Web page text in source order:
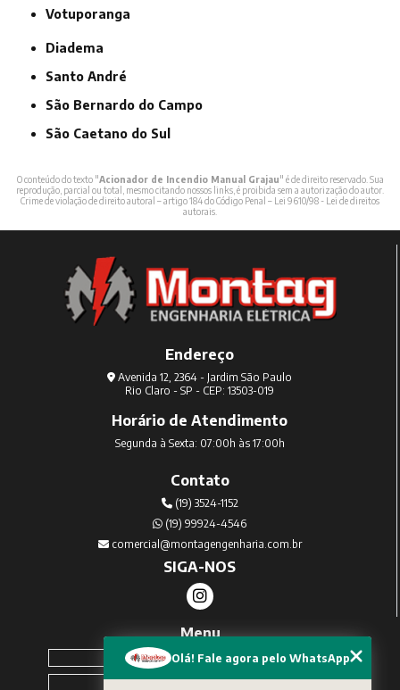
Votuporanga
Diadema
Santo André
São Bernardo do Campo
São Caetano do Sul
O conteúdo do texto "Acionador de Incendio Manual Grajau" é de direito reservado. Sua
reprodução, parcial ou total, mesmo citando nossos links, é proibida sem a autorização do autor.
Crime de violação de direito autoral – artigo 184 do Código Penal –
Lei 9610/98 - Lei de direitos
autorais
Endereço
Avenida 12, 2364 - Jardim São Paulo
Rio Claro - SP - CEP: 13503-019
Horário de Atendimento
Segunda à Sexta: 07:00h às 17:00h
Contato
(19) 3524-1152
(19) 99924-4546
comercial@montagengenharia.com.br
SIGA-NOS
Menu
Home
Sobre Nós
Olá! Fale agora pelo WhatsApp